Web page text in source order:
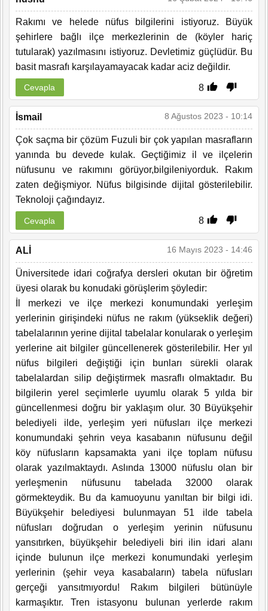
Rakımı ve helede nüfus bilgilerini istiyoruz. Büyük
şehirlere bağlı ilçe merkezlerinin de (köyler hariç
tutularak) yazılmasını istiyoruz. Devletimiz güçlüdür. Bu
basit masrafı karşılayamayacak kadar aciz değildir.
8
Cevapla
İsmail 8 Ağustos 2023 - 10:14
Çok saçma bir çözüm Fuzuli bir çok yapılan masrafların
yanında bu devede kulak. Geçtiğimiz il ve ilçelerin
nüfusunu ve rakımını görüyor,bilgileniyorduk. Rakım
zaten değişmiyor. Nüfus bilgisinde dijital gösterilebilir.
Teknoloji çağındayız.
8
Cevapla
ALİ 16 Mayıs 2023 - 14:46
Üniversitede idari coğrafya dersleri okutan bir öğretim
üyesi olarak bu konudaki görüşlerim şöyledir:
İl merkezi ve ilçe merkezi konumundaki yerleşim
yerlerinin girişindeki nüfus ne rakım (yükseklik değeri)
tabelalarının yerine dijital tabelalar konularak o yerleşim
yerlerine ait bilgiler güncellenerek gösterilebilir. Her yıl
nüfus bilgileri değiştiği için bunları sürekli olarak
tabelalardan silip değiştirmek masraflı olmaktadır. Bu
bilgilerin yerel seçimlerle uyumlu olarak 5 yılda bir
güncellenmesi doğru bir yaklaşım olur. 30 Büyükşehir
belediyeli ilde, yerleşim yeri nüfusları ilçe merkezi
konumundaki şehrin veya kasabanın nüfusunu değil
köy nüfusların kapsamakta yani ilçe toplam nüfusu
olarak yazılmaktaydı. Aslında 13000 nüfuslu olan bir
yerleşmenin nüfusunu tabelada 32000 olarak
görmekteydik. Bu da kamuoyunu yanıltan bir bilgi idi.
Büyükşehir belediyesi bulunmayan 51 ilde tabela
nüfusları doğrudan o yerleşim yerinin nüfusunu
yansıtırken, büyükşehir belediyeli biri ilin idari alanı
içinde bulunun ilçe merkezi konumundaki yerleşim
yerlerinin (şehir veya kasabaların) tabela nüfusları
gerçeği yansıtmıyordu! Rakım bilgileri bütünüyle
karmaşıktır. Tren istasyonu bulunan yerlerde rakım